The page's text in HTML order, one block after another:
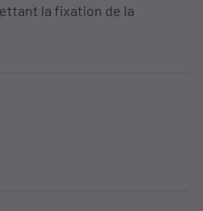
la fixation de la